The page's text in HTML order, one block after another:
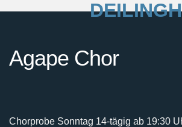
Agape Chor
Chorprobe Sonntag 14-tägig ab 19:30